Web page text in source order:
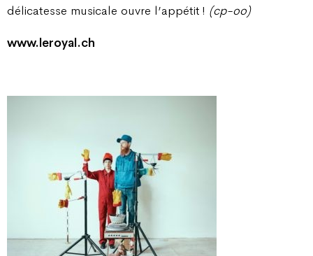
délicatesse musicale ouvre l’appétit ! (cp-oo)
www.leroyal.ch